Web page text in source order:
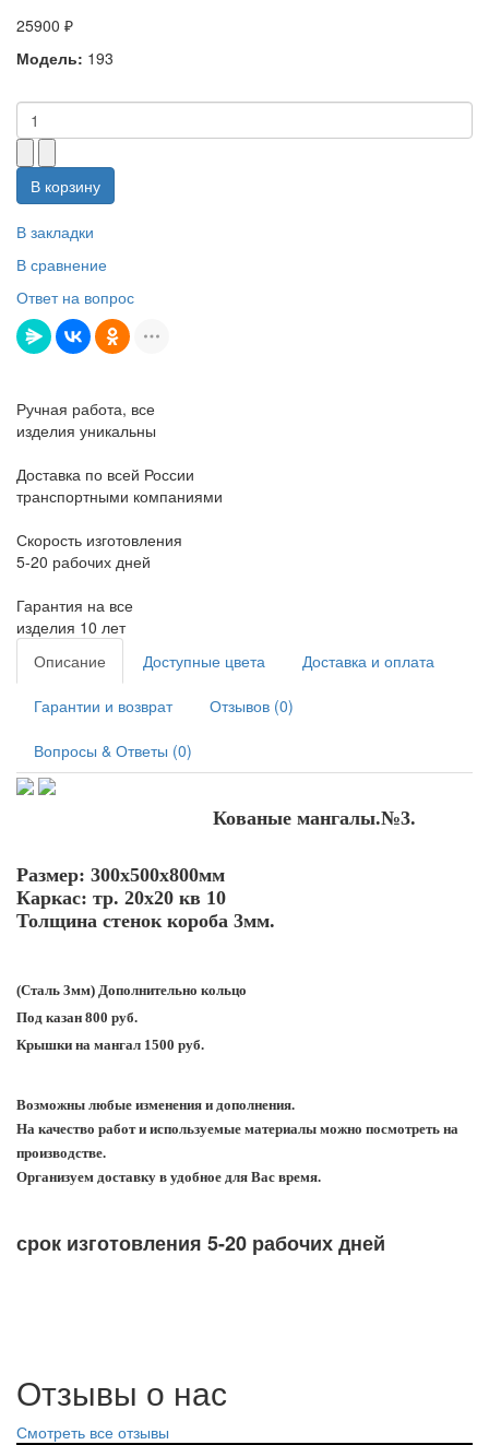
25900 ₽
Модель: 193
В корзину
В закладки
В сравнение
Ответ на вопрос
Ручная работа, все
изделия уникальны
Доставка по всей России
транспортными компаниями
Скорость изготовления
5-20 рабочих дней
Гарантия на все
изделия 10 лет
Описание
Доступные цвета Доставка и оплата
Гарантии и возврат Отзывов (0)
Вопросы & Ответы (0)
Кованые мангалы.№3.
Размер: 300х500х800мм
Каркас: тр. 20х20 кв 10
Толщина стенок короба 3мм.
(Сталь 3мм) Дополнительно кольцо
Под казан 800 руб.
Крышки на мангал 1500 руб.
Возможны любые изменения и дополнения.
На качество работ и используемые материалы можно посмотреть на
производстве.
Организуем доставку в удобное для Вас время.
срок изготовления 5-20 рабочих дней
Отзывы о нас
Смотреть все отзывы